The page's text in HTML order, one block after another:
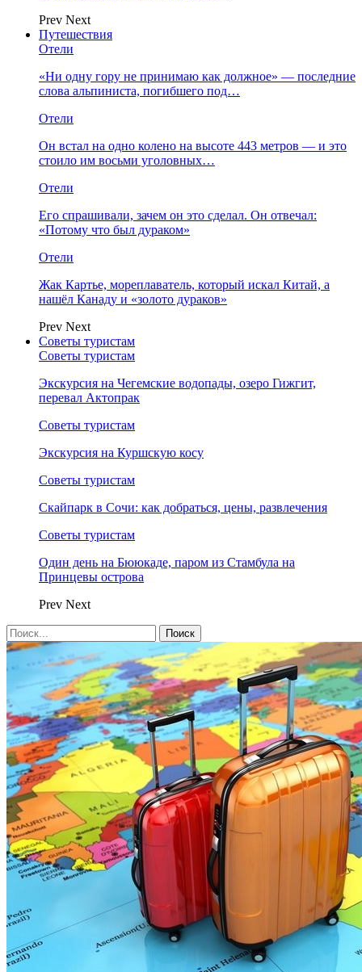
Prev Next
Путешествия
Отели
«Ни одну гору не принимаю как должное» — последние
слова альпиниста, погибшего под…
Отели
Он встал на одно колено на высоте 443 метров — и это
стоило им восьми уголовных…
Отели
Его спрашивали, зачем он это сделал. Он отвечал:
«Потому что был дураком»
Отели
Жак Картье, мореплаватель, который искал Китай, а
нашёл Канаду и «золото дураков»
Prev Next
Советы туристам
Советы туристам
Экскурсия на Чегемские водопады, озеро Гижгит,
перевал Актопрак
Советы туристам
Экскурсия на Куршскую косу
Советы туристам
Скайпарк в Сочи: как добраться, цены, развлечения
Советы туристам
Один день на Бююкаде, паром из Стамбула на
Принцевы острова
Prev Next